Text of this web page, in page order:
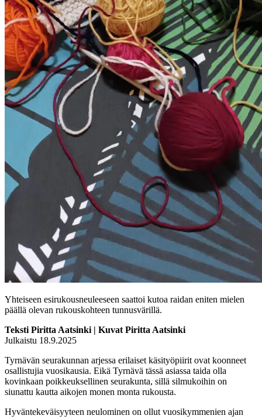
Yhteiseen esirukousneuleeseen saattoi kutoa raidan eniten mielen
päällä olevan rukouskohteen tunnusvärillä.
Teksti Piritta Aatsinki | Kuvat Piritta Aatsinki
Julkaistu 18.9.2025
Tyrnävän seurakunnan arjessa erilaiset käsityöpiirit ovat koonneet
osallistujia vuosikausia. Eikä Tyrnävä tässä asiassa taida olla
kovinkaan poikkeuksellinen seurakunta, sillä silmukoihin on
siunattu kautta aikojen monen monta rukousta.
Hyväntekeväisyyteen neulominen on ollut vuosikymmenien ajan